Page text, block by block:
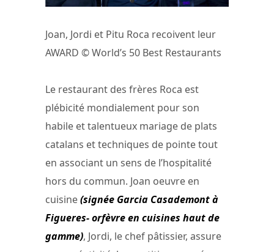
Joan, Jordi et Pitu Roca recoivent leur
AWARD © World’s 50 Best Restaurants
Le restaurant des frères Roca est
plébicité mondialement pour son
habile et talentueux mariage de plats
catalans et techniques de pointe tout
en associant un sens de l’hospitalité
hors du commun. Joan oeuvre en
cuisine(signée Garcia Casademont à
Figueres- orfèvre en cuisines haut de
gamme), Jordi, le chef pâtissier, assure